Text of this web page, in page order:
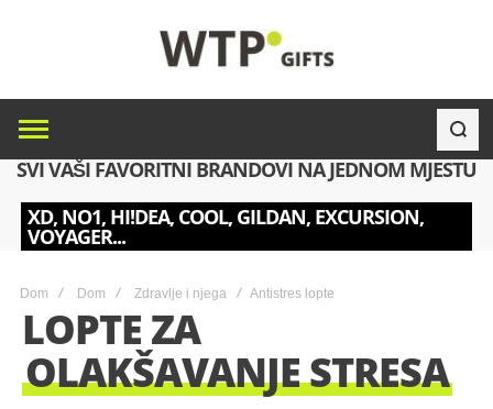
SVI VAŠI FAVORITNI BRANDOVI NA JEDNOM MJESTU
XD, NO1, HI!DEA, COOL, GILDAN, EXCURSION,
VOYAGER...
Dom Dom Zdravlje i njega Antistres lopte
LOPTE ZA
OLAKŠAVANJE STRESA